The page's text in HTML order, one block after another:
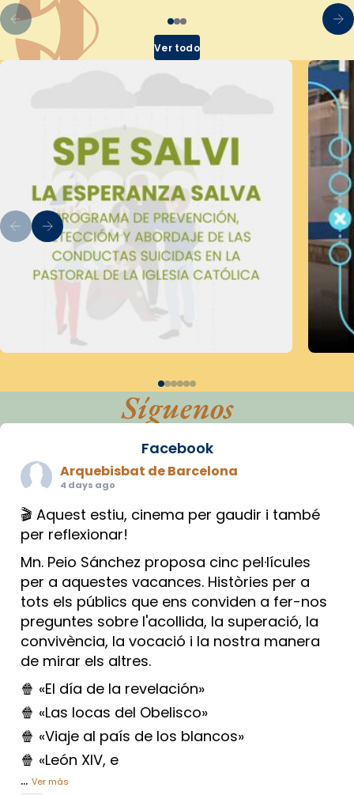
Ver todo
Síguenos
Facebook
Arquebisbat de Barcelona
4 days ago
🎬 Aquest estiu, cinema per gaudir i també
per reflexionar!
Mn. Peio Sánchez proposa cinc pel·lícules
per a aquestes vacances. Històries per a
tots els públics que ens conviden a fer-nos
preguntes sobre l'acollida, la superació, la
convivència, la vocació i la nostra manera
de mirar els altres.
🍿 «El día de la revelación»
🍿 «Las locas del Obelisco»
🍿 «Viaje al país de los blancos»
🍿 «León XIV, e
... Ver más